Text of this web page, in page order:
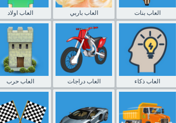
العاب اولاد العاب باربي العاب بنات
العاب حرب العاب دراجات العاب ذكاء